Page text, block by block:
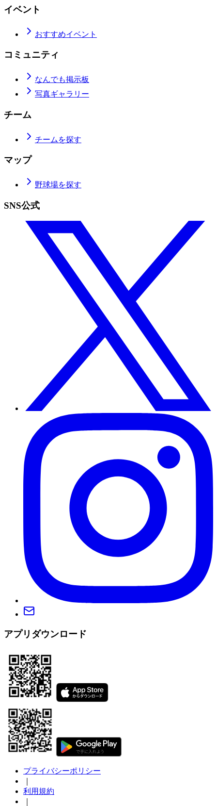
イベント
おすすめイベント
コミュニティ
なんでも掲示板
写真ギャラリー
チーム
チームを探す
マップ
野球場を探す
SNS公式
アプリダウンロード
プライバシーポリシー
利用規約